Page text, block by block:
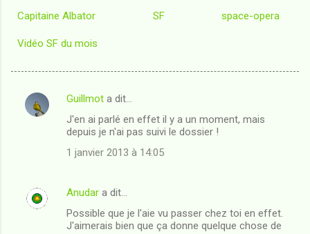
Capitaine Albator SF space-opera
Vidéo SF du mois
C
n
Guillmot a dit…
J'en ai parlé en effet il y a un moment, mais
depuis je n'ai pas suivi le dossier !
1 janvier 2013 à 14:05
Anudar a dit…
Possible que je l'aie vu passer chez toi en effet.
J'aimerais bien que ça donne quelque chose de